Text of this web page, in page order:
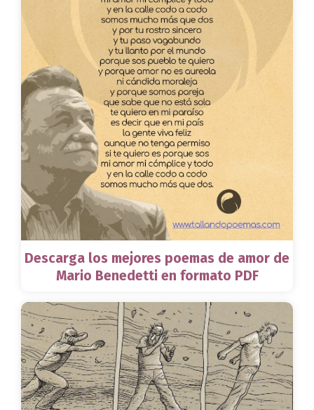
Descarga los mejores poemas de amor de
Mario Benedetti en formato PDF